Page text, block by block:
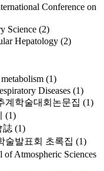
Conference on
Science (2)
Hepatology (2)
(1)
Diseases (1)
계학술대회논문집 (1)
(1)
誌 (1)
술발표회 초록집 (1)
of Atmospheric Sciences